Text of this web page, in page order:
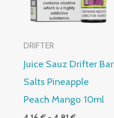
DRIFTER
Juice Sauz Drifter Bar
Salts Pineapple
Peach Mango 10ml
Las
se
pueden
elegir
en